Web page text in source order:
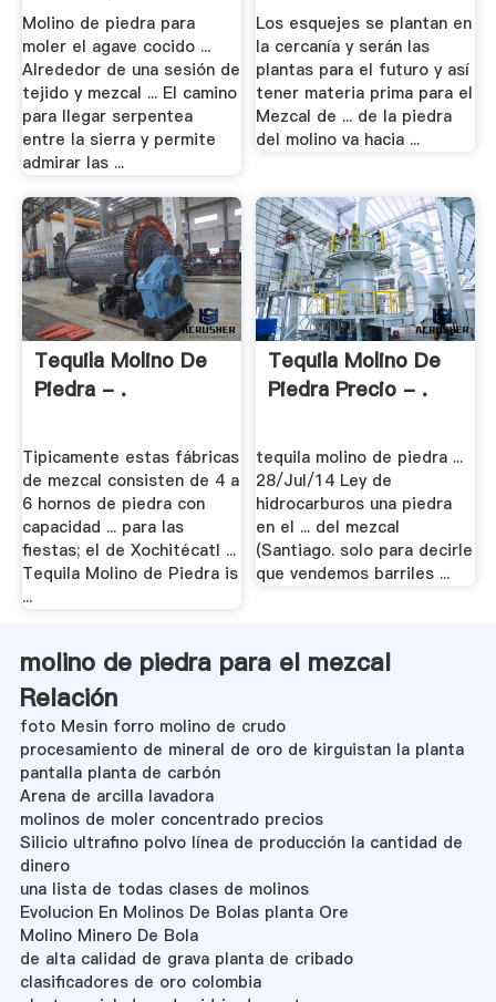
Molino de piedra para
moler el agave cocido ...
Alrededor de una sesión de
tejido y mezcal ... El camino
para llegar serpentea
entre la sierra y permite
admirar las ...
Los esquejes se plantan en
la cercanía y serán las
plantas para el futuro y así
tener materia prima para el
Mezcal de ... de la piedra
del molino va hacia ...
Tequila Molino De
Piedra - .
Tipicamente estas fábricas
de mezcal consisten de 4 a
6 hornos de piedra con
capacidad ... para las
fiestas; el de Xochitécatl ...
Tequila Molino de Piedra is
...
Tequila Molino De
Piedra Precio - .
tequila molino de piedra ...
28/Jul/14 Ley de
hidrocarburos una piedra
en el ... del mezcal
(Santiago. solo para decirle
que vendemos barriles ...
molino de piedra para el mezcal
Relación
foto Mesin forro molino de crudo
procesamiento de mineral de oro de kirguistan la planta
pantalla planta de carbón
Arena de arcilla lavadora
molinos de moler concentrado precios
Silicio ultrafino polvo línea de producción la cantidad de
dinero
una lista de todas clases de molinos
Evolucion En Molinos De Bolas planta Ore
Molino Minero De Bola
de alta calidad de grava planta de cribado
clasificadores de oro colombia